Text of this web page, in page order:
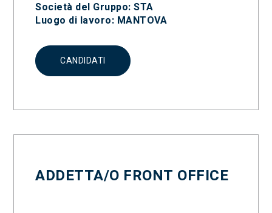
Società del Gruppo: STA
Luogo di lavoro: MANTOVA
CANDIDATI
ADDETTA/O FRONT OFFICE